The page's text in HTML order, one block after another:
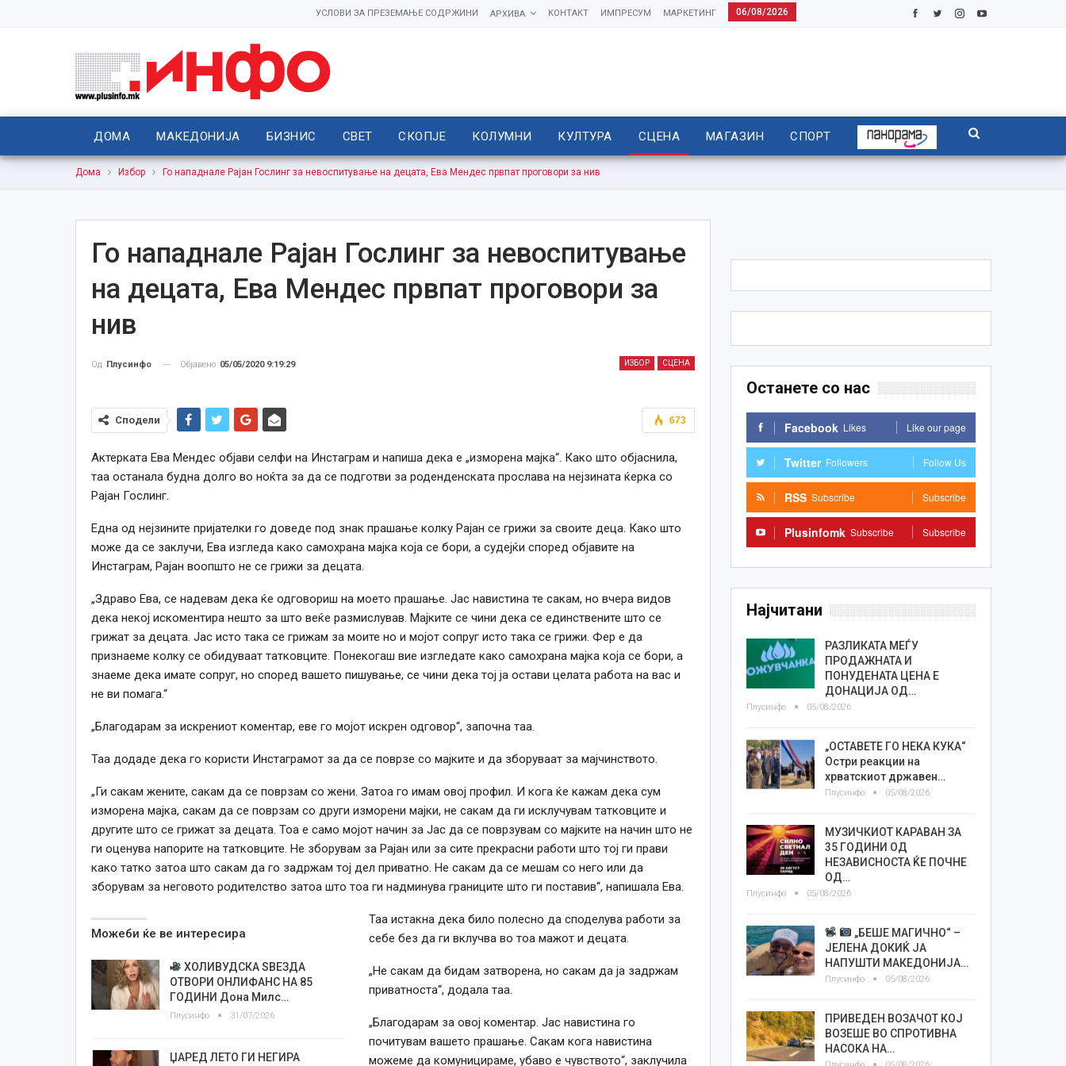
06/08/2026
МАРКЕТИНГ
ИМПРЕСУМ
КОНТАКТ
АРХИВА
УСЛОВИ ЗА ПРЕЗЕМАЊЕ СОДРЖИНИ
ДОМА МАКЕДОНИЈА БИЗНИС СВЕТ СКОПЈЕ КОЛУМНИ КУЛТУРА СЦЕНА МАГАЗИН СПОРТ
Дома Избор Го нападнале Рајан Гослинг за невоспитување на децата, Ева Мендес првпат проговори за нив
Го нападнале Рајан Гослинг за невоспитување
на децата, Ева Мендес првпат проговори за
нив
ИЗБОР СЦЕНА
Од Плусинфо Објавено 05/05/2020 9:19:29
673
Сподели
Актерката Ева Мендес објави селфи на Инстаграм и напиша дека е „изморена мајка“. Како што објаснила,
таа останала будна долго во ноќта за да се подготви за роденденската прослава на нејзината ќерка со
Рајан Гослинг.
Една од нејзините пријателки го доведе под знак прашање колку Рајан се грижи за своите деца. Како што
може да се заклучи, Ева изгледа како самохрана мајка која се бори, а судејќи според објавите на
Инстаграм, Рајан воопшто не се грижи за децата.
„Здраво Ева, се надевам дека ќе одговориш на моето прашање. Јас навистина те сакам, но вчера видов
дека некој искоментира нешто за што веќе размислував. Мајките се чини дека се единствените што се
грижат за децата. Јас исто така се грижам за моите но и мојот сопруг исто така се грижи. Фер е да
признаеме колку се обидуваат татковците. Понекогаш вие изгледате како самохрана мајка која се бори, а
знаеме дека имате сопруг, но според вашето пишување, се чини дека тој ја остави целата работа на вас и
не ви помага.“
„Благодарам за искрениот коментар, еве го мојот искрен одговор“, започна таа.
Таа додаде дека го користи Инстаграмот за да се поврзе со мајките и да зборуваат за мајчинството.
„Ги сакам жените, сакам да се поврзам со жени. Затоа го имам овој профил. И кога ќе кажам дека сум
изморена мајка, сакам да се поврзам со други изморени мајки, не сакам да ги исклучувам татковците и
другите што се грижат за децата. Тоа е само мојот начин за Јас да се поврзувам со мајките на начин што не
ги оценува напорите на татковците. Не зборувам за Рајан или за сите прекрасни работи што тој ги прави
како татко затоа што сакам да го задржам тој дел приватно. Не сакам да се мешам со него или да
зборувам за неговото родителство затоа што тоа ги надминува границите што ги поставив“, напишала Ева.
Можеби ќе ве интересира
ХОЛИВУДСКА ЅВЕЗДА
ОТВОРИ ОНЛИФАНС НА 85
ГОДИНИ Дона Милс…
Плусинфо 31/07/2026
ЏАРЕД ЛЕТО ГИ НЕГИРА
Таа истакна дека било полесно да споделува работи за
себе без да ги вклучва во тоа мажот и децата.
„Не сакам да бидам затворена, но сакам да ја задржам
приватноста“, додала таа.
„Благодарам за овој коментар. Јас навистина го
почитувам вашето прашање. Сакам кога навистина
можеме да комуницираме, убаво е чувството“, заклучила
Останете со нас
Facebook Likes Like our page
Twitter Followers Follow Us
RSS Subscribe Subscribe
Plusinfomk Subscribe Subscribe
Најчитани
РАЗЛИКАТА МЕЃУ
ПРОДАЖНАТА И
ПОНУДЕНАТА ЦЕНА Е
ДОНАЦИЈА ОД…
Плусинфо 05/08/2026
„ОСТАВЕТЕ ГО НЕКА КУКА“
Остри реакции на
хрватскиот државен…
Плусинфо 05/08/2026
МУЗИЧКИОТ КАРАВАН ЗА
35 ГОДИНИ ОД
НЕЗАВИСНОСТА ЌЕ ПОЧНЕ
ОД…
Плусинфо 05/08/2026
„БЕШЕ МАГИЧНО“ –
ЈЕЛЕНА ДОКИЌ ЈА
НАПУШТИ МАКЕДОНИЈА…
Плусинфо 05/08/2026
ПРИВЕДЕН ВОЗАЧОТ КОЈ
ВОЗЕШЕ ВО СПРОТИВНА
НАСОКА НА…